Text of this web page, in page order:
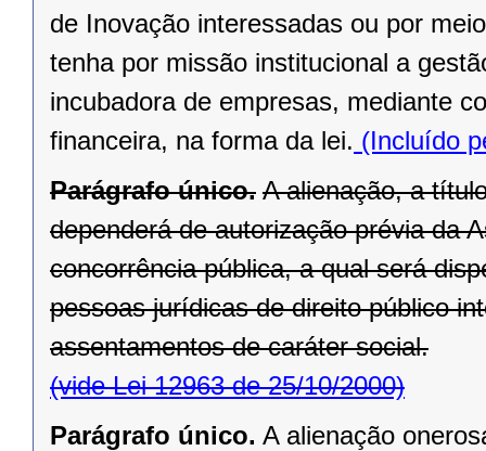
de Inovação interessadas ou por
tenha por missão institucional a
incubadora de empresas, mediante
financeira, na forma da lei. (Incluído
Parágrafo único. A alienação, a
dependerá de autorização prévia da
concorrência pública, a qual será
pessoas jurídicas de direito público
assentamentos de caráter social.
(vide Lei 12963 de 25/10/2000)
Parágrafo único. A alienação